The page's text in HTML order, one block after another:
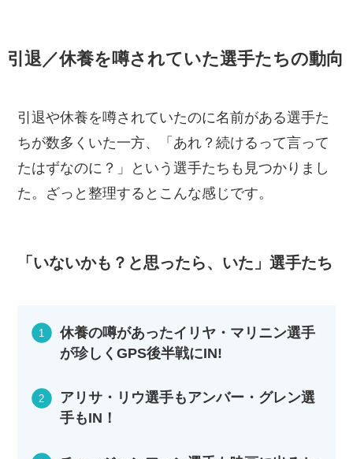
引退／休養を噂されていた選手たちの動向
引退や休養を噂されていたのに名前がある選手た
ちが数多くいた一方、「あれ？続けるって言って
たはずなのに？」という選手たちも見つかりまし
た。ざっと整理するとこんな感じです。
「いないかも？と思ったら、いた」選手たち
休養の噂があったイリヤ・マリニン選手
が珍しくGPS後半戦にIN!
アリサ・リウ選手もアンバー・グレン選
手もIN！